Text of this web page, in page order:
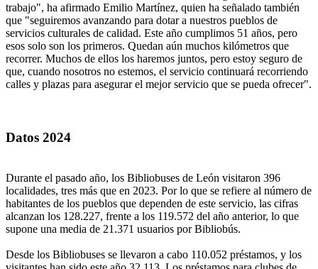
trabajo", ha afirmado Emilio Martínez, quien ha señalado también
que "seguiremos avanzando para dotar a nuestros pueblos de
servicios culturales de calidad. Este año cumplimos 51 años, pero
esos solo son los primeros. Quedan aún muchos kilómetros que
recorrer. Muchos de ellos los haremos juntos, pero estoy seguro de
que, cuando nosotros no estemos, el servicio continuará recorriendo
calles y plazas para asegurar el mejor servicio que se pueda ofrecer".
Datos 2024
Durante el pasado año, los Bibliobuses de León visitaron 396
localidades, tres más que en 2023. Por lo que se refiere al número de
habitantes de los pueblos que dependen de este servicio, las cifras
alcanzan los 128.227, frente a los 119.572 del año anterior, lo que
supone una media de 21.371 usuarios por Bibliobús.
Desde los Bibliobuses se llevaron a cabo 110.052 préstamos, y los